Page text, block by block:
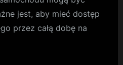
jest, aby mieć dostęp
przez całą dobę na